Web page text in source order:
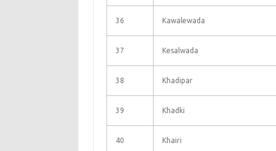
36 Kawalewada
37 Kesalwada
38 Khadipar
39 Khadki
40 Khairi